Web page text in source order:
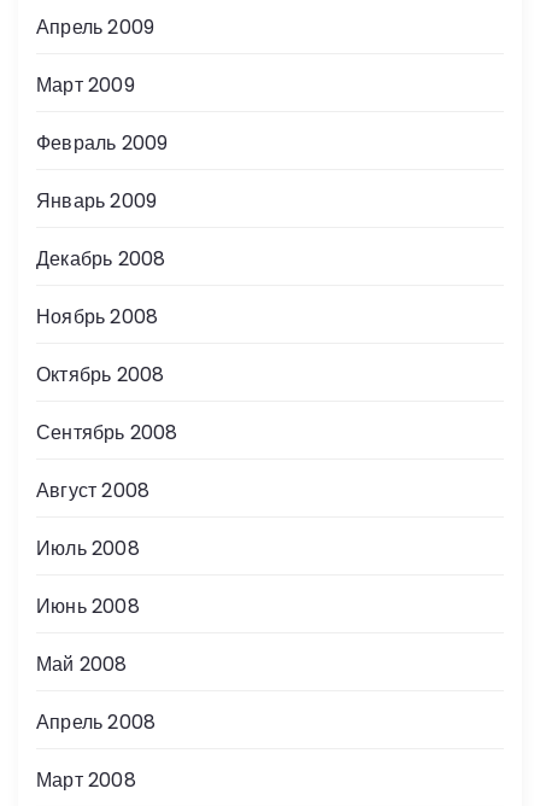
Апрель 2009
Март 2009
Февраль 2009
Январь 2009
Декабрь 2008
Ноябрь 2008
Октябрь 2008
Сентябрь 2008
Август 2008
Июль 2008
Июнь 2008
Май 2008
Апрель 2008
Март 2008